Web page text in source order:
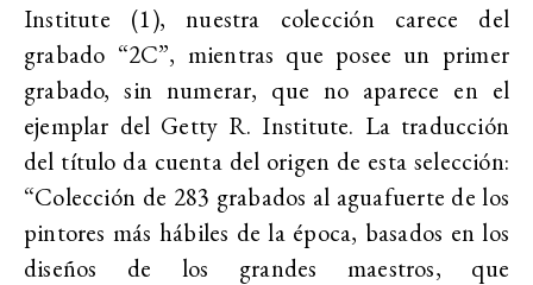
Institute (1), nuestra colección carece del
grabado “2C”, mientras que posee un primer
grabado, sin numerar, que no aparece en el
ejemplar del Getty R. Institute. La traducción
del título da cuenta del origen de esta selección:
“Colección de 283 grabados al aguafuerte de los
pintores más hábiles de la época, basados ​​en los
diseños de los grandes maestros, que